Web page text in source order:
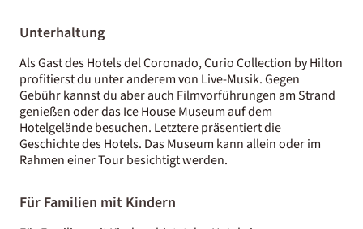
Unterhaltung
Als Gast des Hotels del Coronado, Curio Collection by Hilton
profitierst du unter anderem von Live-Musik. Gegen
Gebühr kannst du aber auch Filmvorführungen am Strand
genießen oder das Ice House Museum auf dem
Hotelgelände besuchen. Letztere präsentiert die
Geschichte des Hotels. Das Museum kann allein oder im
Rahmen einer Tour besichtigt werden.
Für Familien mit Kindern